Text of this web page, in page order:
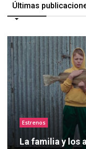
Últimas
Estrenos
La familia y los